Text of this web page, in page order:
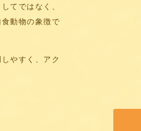
てではなく、
動物の象徴で
やすく、アク